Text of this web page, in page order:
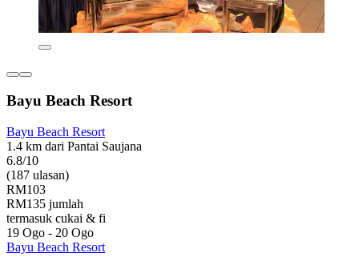
Bayu Beach Resort
Bayu Beach Resort
1.4 km dari Pantai Saujana
6.8/10
(187 ulasan)
RM103
RM135 jumlah
termasuk cukai & fi
19 Ogo - 20 Ogo
Bayu Beach Resort